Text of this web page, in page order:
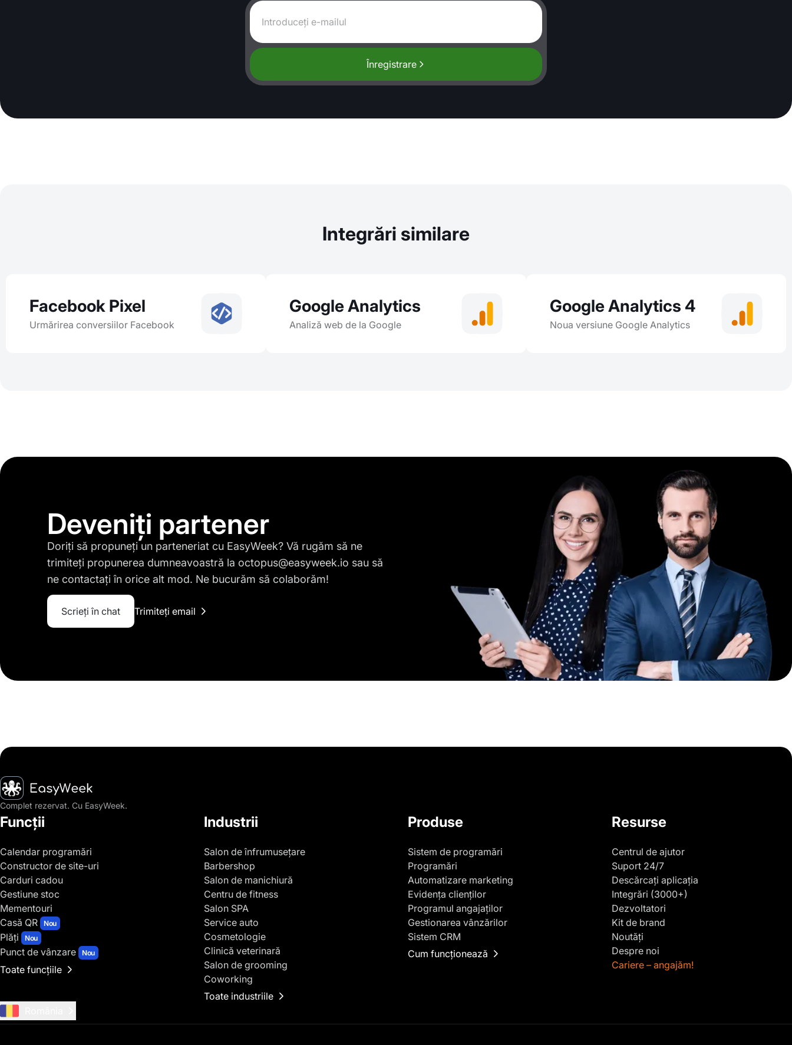
Înregistrare
Integrări similare
Facebook Pixel
Urmărirea conversiilor Facebook
Google Analytics
Analiză web de la Google
Google Analytics 4
Noua versiune Google Analytics
Deveniți partener
Doriți să propuneți un parteneriat cu EasyWeek? Vă rugăm să ne
trimiteți propunerea dumneavoastră la octopus@easyweek.io sau să
ne contactați în orice alt mod. Ne bucurăm să colaborăm!
Scrieți în chat Trimiteți email
Pagina principală
Complet rezervat. Cu EasyWeek.
Funcții
Calendar programări
Constructor de site-uri
Carduri cadou
Gestiune stoc
Mementouri
Casă QR
Nou
Plăți Nou
Punct de vânzare Nou
Toate funcțiile
Industrii
Salon de înfrumusețare
Barbershop
Salon de manichiură
Centru de fitness
Salon SPA
Service auto
Cosmetologie
Clinică veterinară
Salon de grooming
Coworking
Toate industriile
Produse
Sistem de programări
Programări
Automatizare marketing
Evidența clienților
Programul angajaților
Gestionarea vânzărilor
Sistem CRM
Cum funcționează
Resurse
Centrul de ajutor
Suport 24/7
Descărcați aplicația
Integrări (3000+)
Dezvoltatori
Kit de brand
Noutăți
Despre noi
Cariere – angajăm!